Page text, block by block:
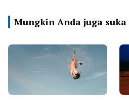
Mungkin Anda juga suka